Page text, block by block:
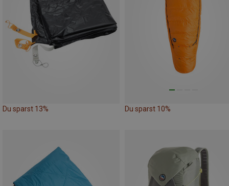
Du sparst 13% Du sparst 10%